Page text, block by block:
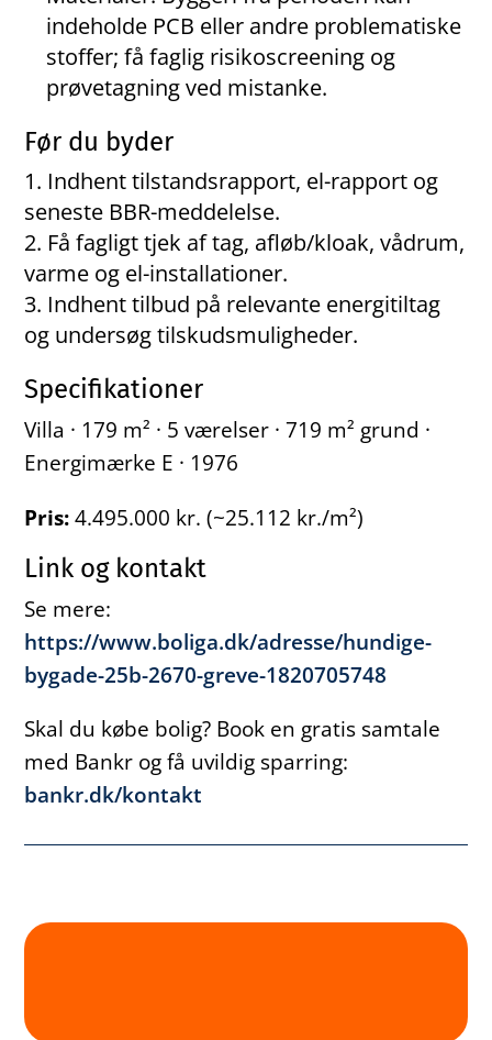
indeholde PCB eller andre problematiske
stoffer; få faglig risikoscreening og
prøvetagning ved mistanke.
Før du byder
Indhent tilstandsrapport, el-rapport og
seneste BBR-meddelelse.
Få fagligt tjek af tag, afløb/kloak, vådrum,
varme og el-installationer.
Indhent tilbud på relevante energitiltag
og undersøg tilskudsmuligheder.
Specifikationer
Villa · 179 m² · 5 værelser · 719 m² grund ·
Energimærke E · 1976
Pris:4.495.000 kr. (~25.112 kr./m²)
Link og kontakt
Se mere:
https://www.boliga.dk/adresse/hundige-
bygade-25b-2670-greve-1820705748
Skal du købe bolig? Book en gratis samtale
med Bankr og få uvildig sparring:
bankr.dk/kontakt